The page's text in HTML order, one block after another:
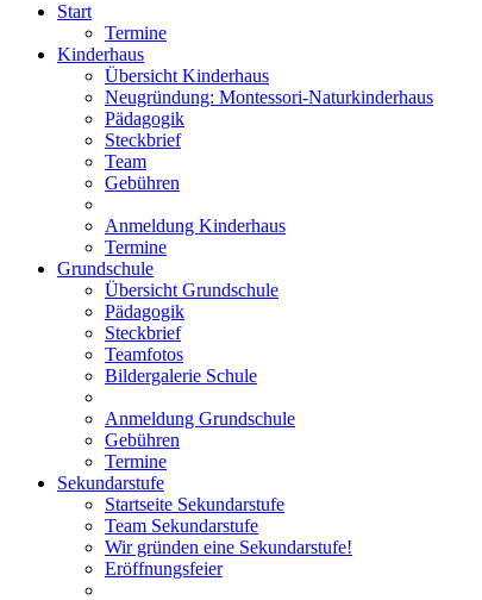
Start
Termine
Kinderhaus
Übersicht Kinderhaus
Neugründung: Montessori-Naturkinderhaus
Pädagogik
Steckbrief
Team
Gebühren
Anmeldung Kinderhaus
Termine
Grundschule
Übersicht Grundschule
Pädagogik
Steckbrief
Teamfotos
Bildergalerie Schule
Anmeldung Grundschule
Gebühren
Termine
Sekundarstufe
Startseite Sekundarstufe
Team Sekundarstufe
Wir gründen eine Sekundarstufe!
Eröffnungsfeier